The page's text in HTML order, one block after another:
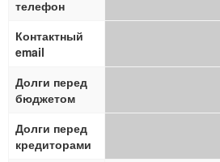
телефон
Контактный
email
Долги перед
бюджетом
Долги перед
кредиторами